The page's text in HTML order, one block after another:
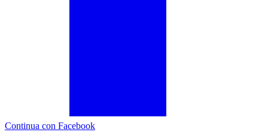
Continua con Facebook